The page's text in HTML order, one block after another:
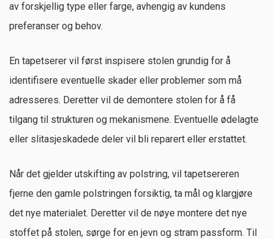
av forskjellig type eller farge, avhengig av kundens
preferanser og behov.
En tapetserer vil først inspisere stolen grundig for å
identifisere eventuelle skader eller problemer som må
adresseres. Deretter vil de demontere stolen for å få
tilgang til strukturen og mekanismene. Eventuelle ødelagte
eller slitasjeskadede deler vil bli reparert eller erstattet.
Når det gjelder utskifting av polstring, vil tapetsereren
fjerne den gamle polstringen forsiktig, ta mål og klargjøre
det nye materialet. Deretter vil de nøye montere det nye
stoffet på stolen, sørge for en jevn og stram passform. Til